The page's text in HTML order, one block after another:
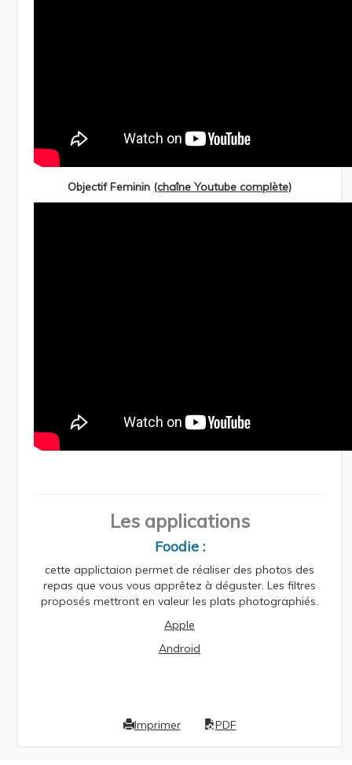
Objectif Feminin (chaîne Youtube complète)
Les applications
Foodie :
cette applictaion permet de réaliser des photos des
repas que vous vous apprêtez à déguster. Les filtres
proposés mettront en valeur les plats photographiés.
Apple
Android
Imprimer PDF